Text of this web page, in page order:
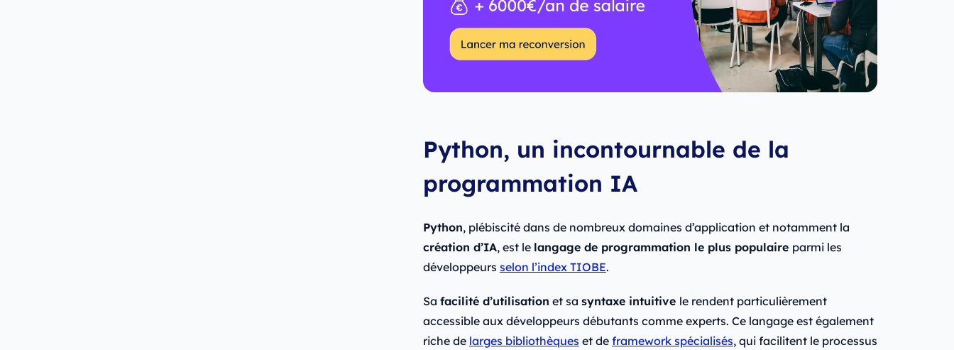
Python, un incontournable de la
programmation IA
Python, plébiscité dans de nombreux domaines d’application et notamment la
création d’IA, est le langage de programmation le plus populaire parmi les
développeurs selon l’index TIOBE.
Sa facilité d’utilisation et sa syntaxe intuitive le rendent particulièrement
accessible aux développeurs débutants comme experts. Ce langage est également
riche de larges bibliothèques et de framework spécialisés, qui facilitent le processus